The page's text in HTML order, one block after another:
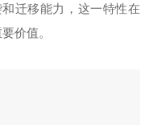
迁移能力，这一特性在
价值。